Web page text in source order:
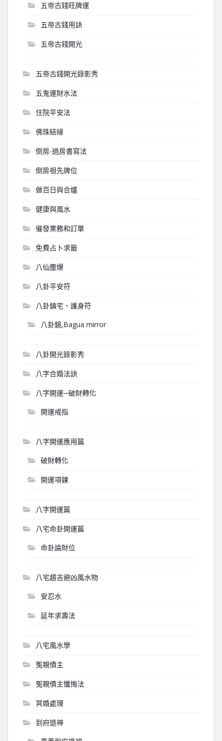
五帝古錢旺牌運
五帝古錢用訣
五帝古錢開光
五帝古錢開光錄影秀
五鬼運財水法
住院平安法
佛珠結緣
倒房-過房書寫法
倒房祖先牌位
做百日與合爐
健康與風水
催發業務和訂單
免費占卜求籤
八仙塵爆
八卦平安符
八卦鎮宅、護身符
八卦鏡,Bagua mirror
八卦開光錄影秀
八字合婚法訣
八字開運─破財轉化
開運戒指
八字開運應用篇
破財轉化
開運項鍊
八字開運篇
八宅命卦開運篇
命卦論財位
八宅趨吉避凶風水物
安忍水
延年求壽法
八宅風水學
冤親債主
冤親債主懺悔法
冥婚處理
到府退神